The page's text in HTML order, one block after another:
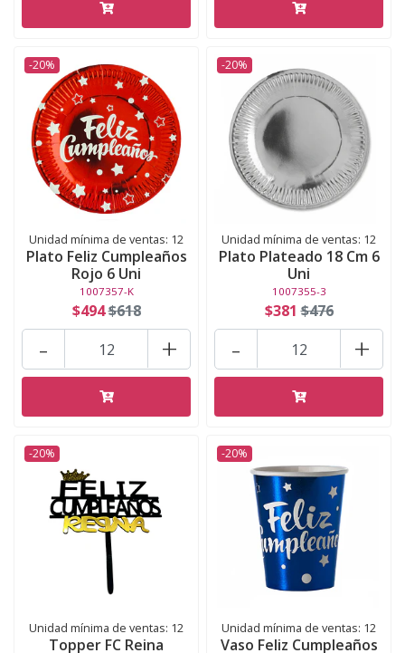
-20%
Unidad mínima de ventas: 12
Plato Feliz Cumpleaños
Rojo 6 Uni
1007357-K
$494$618
+
-
-20%
Unidad mínima de ventas: 12
Plato Plateado 18 Cm 6
Uni
1007355-3
$381 $476
+
-
-20%
Unidad mínima de ventas: 12
Topper FC Reina
-20%
Unidad mínima de ventas: 12
Vaso Feliz Cumpleaños